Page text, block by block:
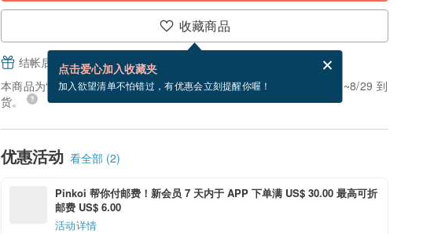
收藏商品
点击爱心加入收藏夹
加入欲望清单不怕错过，有优惠会立刻提醒你喔！
结帐后填写并分享，免费帮你寄送电子贺卡。
电子贺卡是什么？
本商品为“接单订制”。付款后需 5 个工作天制作。现在下单预估 8/20~8/29 到
货。
优惠活动 看全部 (2)
Pinkoi 帮你付邮费！新会员 7 天内于 APP 下单满 US$ 30.00 最高可折
邮费 US$ 6.00
活动详情